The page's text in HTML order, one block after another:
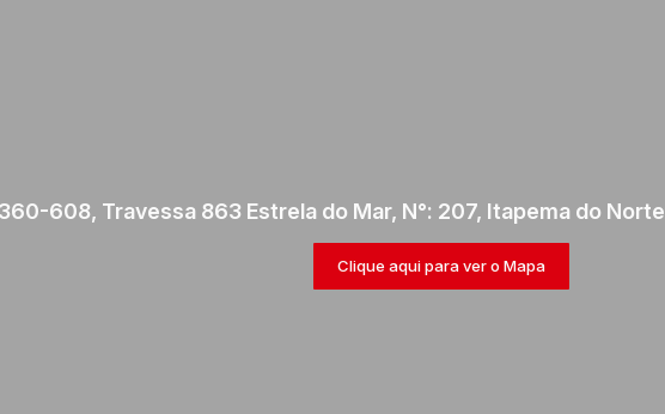
608, Travessa 863 Estrela do Mar, N°: 207, Itapema do Norte
Clique aqui para ver o Mapa